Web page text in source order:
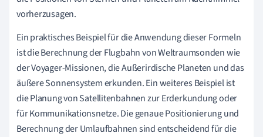
vorherzusagen.
Ein praktisches Beispiel für die Anwendung dieser Formeln
ist die Berechnung der Flugbahn von Weltraumsonden wie
der Voyager-Missionen, die Außerirdische Planeten und das
äußere Sonnensystem erkunden. Ein weiteres Beispiel ist
die Planung von Satellitenbahnen zur Erderkundung oder
für Kommunikationsnetze. Die genaue Positionierung und
Berechnung der Umlaufbahnen sind entscheidend für die